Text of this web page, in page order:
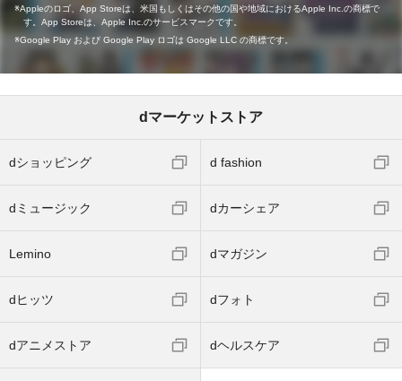
Appleのロゴ、App Storeは、米国もしくはその他の国や地域におけるApple Inc.の商標で
す。App Storeは、Apple Inc.のサービスマークです。
Google Play および Google Play ロゴは Google LLC の商標です。
dマーケットストア
dショッピング d fashion
dミュージック dカーシェア
Lemino dマガジン
dヒッツ dフォト
dアニメストア dヘルスケア